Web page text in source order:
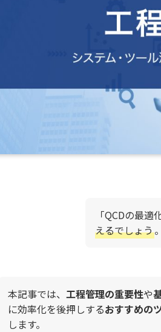
「QCDの最適
えるでしょう。
本記事では、 工程管理の重要性や
に効率化を後押しするおすすめの
します。